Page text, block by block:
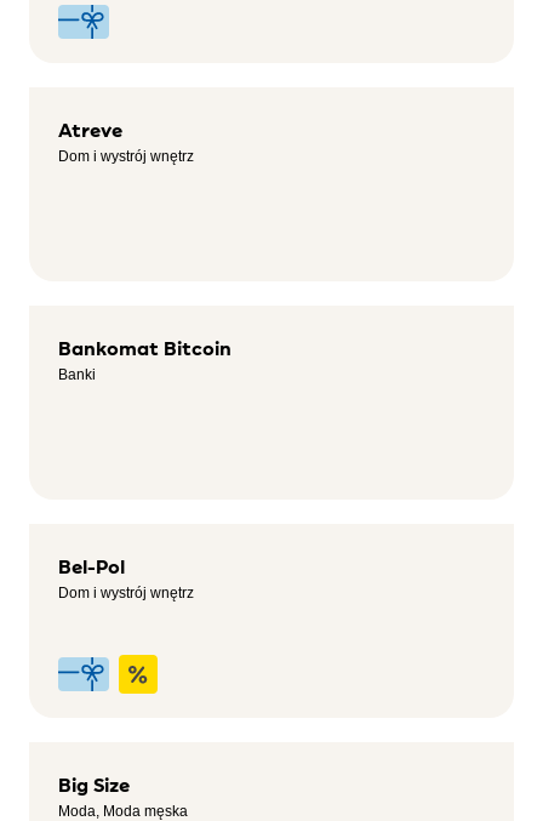
Atreve
Dom i wystrój wnętrz
Bankomat Bitcoin
Banki
Bel-Pol
Dom i wystrój wnętrz
Big Size
Moda, Moda męska